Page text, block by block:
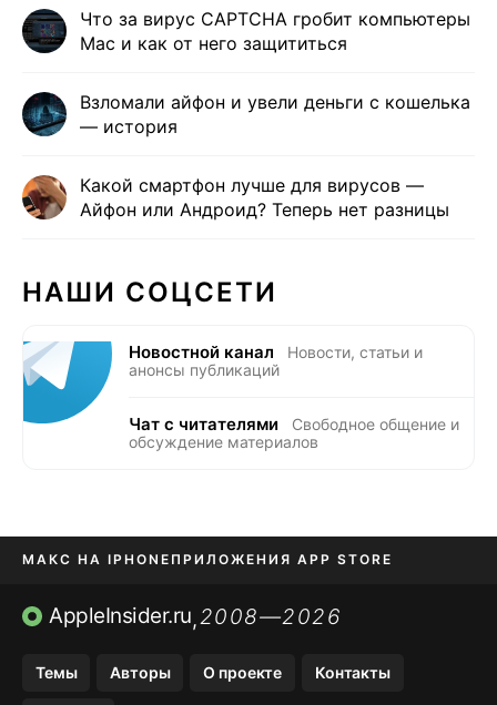
Что за вирус CAPTCHA гробит компьютеры
Mac и как от него защититься
Взломали айфон и увели деньги с кошелька
— история
Какой смартфон лучше для вирусов —
Айфон или Андроид? Теперь нет разницы
НАШИ СОЦСЕТИ
Новостной канал
Новости, статьи и
анонсы публикаций
Чат с читателями
Свободное общение и
обсуждение материалов
МАКС НА IPHONE ПРИЛОЖЕНИЯ APP STORE
TIKTOK НА IPHONEПРИЛОЖЕНИЯ БЕЗ APP STORE
AppleInsider.ru,2008—2026
Темы Авторы О проекте Контакты